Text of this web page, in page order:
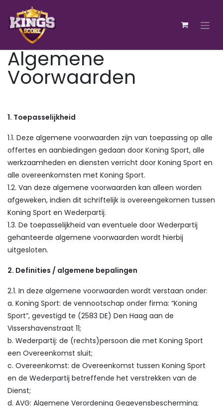
Ir al contenido
Algemene
Voorwaarden
1. Toepasselijkheid
1.1. Deze algemene voorwaarden zijn van toepassing op alle
offertes en aanbiedingen gedaan door Koning Sport, alle
werkzaamheden en diensten verricht door Koning Sport en
alle overeenkomsten met Koning Sport.
1.2. Van deze algemene voorwaarden kan alleen worden
afgeweken, indien dit schriftelijk is overeengekomen tussen
Koning Sport en Wederpartij.
1.3. De toepasselijkheid van eventuele door Wederpartij
gehanteerde algemene voorwaarden wordt hierbij
uitgesloten.
2. Definities / algemene bepalingen
2.1. In deze algemene voorwaarden wordt verstaan onder:
a. Koning Sport: de vennootschap onder firma: “Koning
Sport”, gevestigd te (2583 DE) Den Haag aan de
Vissershavenstraat 11;
b. Wederpartij: de (rechts)persoon die met Koning Sport
een Overeenkomst sluit;
c. Overeenkomst: de Overeenkomst tussen Koning Sport
en de Wederpartij betreffende het verstrekken van de
Dienst;
d. AVG: Algemene Verordening Gegevensbescherming;